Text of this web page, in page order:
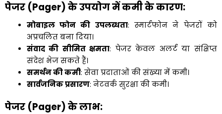
पेजर (Pager) के उपयोग में कमी के कारण:
मोबाइल फोन की उपलब्धता: स्मार्टफोन ने पेजरों को
अप्रचलित बना दिया।
संवाद की सीमित क्षमता: पेजर केवल अलर्ट या संक्षिप्त
संदेश भेज सकते हैं।
समर्थन की कमी: सेवा प्रदाताओं की संख्या में कमी।
सार्वजनिक प्रसारण: नेटवर्क सुरक्षा की कमी।
पेजर (Pager) के लाभ: